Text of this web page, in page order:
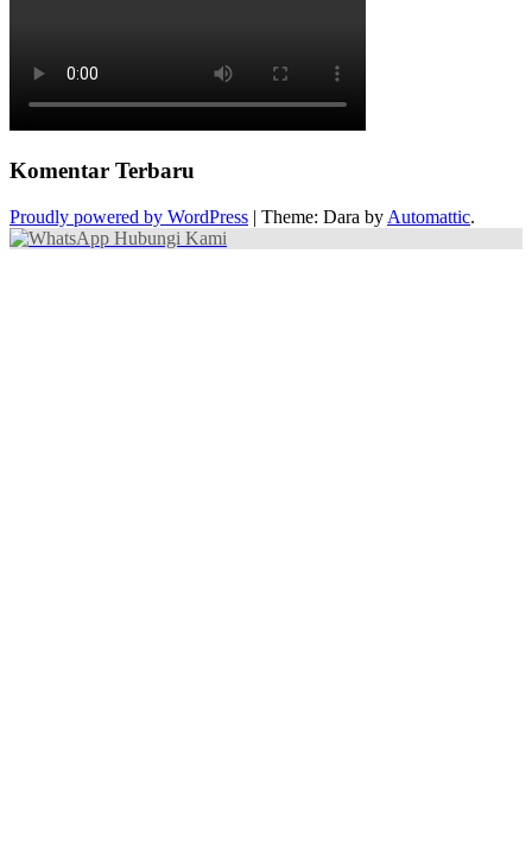
Komentar Terbaru
Proudly powered by WordPress | Theme: Dara by Automattic.
Hubungi Kami